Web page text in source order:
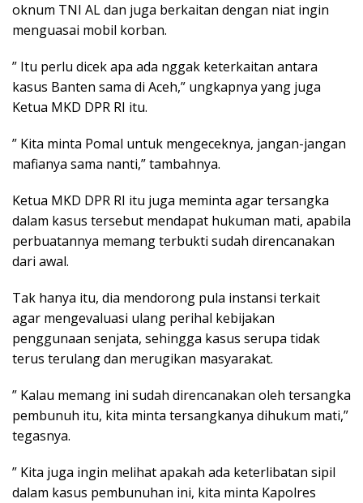
oknum TNI AL dan juga berkaitan dengan niat ingin
menguasai mobil korban.
” Itu perlu dicek apa ada nggak keterkaitan antara
kasus Banten sama di Aceh,” ungkapnya yang juga
Ketua MKD DPR RI itu.
” Kita minta Pomal untuk mengeceknya, jangan-jangan
mafianya sama nanti,” tambahnya.
Ketua MKD DPR RI itu juga meminta agar tersangka
dalam kasus tersebut mendapat hukuman mati, apabila
perbuatannya memang terbukti sudah direncanakan
dari awal.
Tak hanya itu, dia mendorong pula instansi terkait
agar mengevaluasi ulang perihal kebijakan
penggunaan senjata, sehingga kasus serupa tidak
terus terulang dan merugikan masyarakat.
” Kalau memang ini sudah direncanakan oleh tersangka
pembunuh itu, kita minta tersangkanya dihukum mati,”
tegasnya.
” Kita juga ingin melihat apakah ada keterlibatan sipil
dalam kasus pembunuhan ini, kita minta Kapolres